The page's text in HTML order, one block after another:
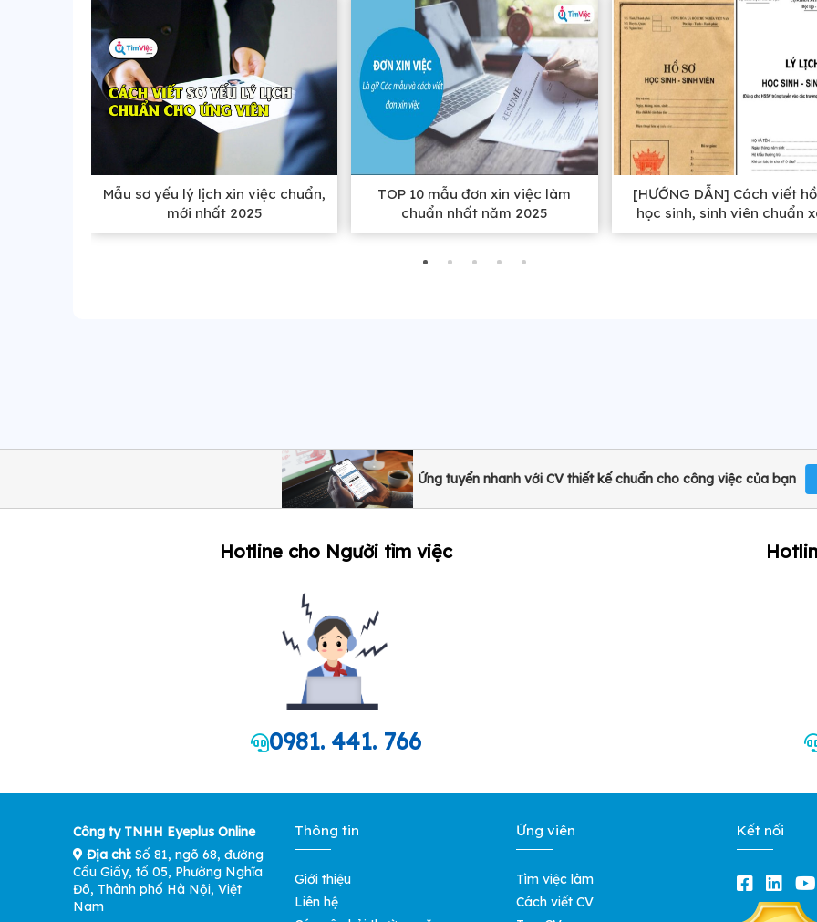
Mẫu sơ yếu lý lịch xin việc chuẩn,
mới nhất 2025
TOP 10 mẫu đơn xin việc làm
chuẩn nhất năm 2025
[HƯỚNG DẪN] Cách viết
học sinh, sinh viên chuẩn
nhất
Ứng tuyển nhanh với CV thiết kế chuẩn cho công việc của bạn
Hotline cho Người tìm việc
0981. 441. 766
Công ty TNHH Eyeplus Online
Địa chỉ: Số 81, ngõ 68, đường
Cầu Giấy, tổ 05, Phường Nghĩa
Đô, Thành phố Hà Nội, Việt
Nam
Thông tin
Giới thiệu
Liên hệ
Ứng viên
Tìm việc làm
Cách viết CV
Kết nối